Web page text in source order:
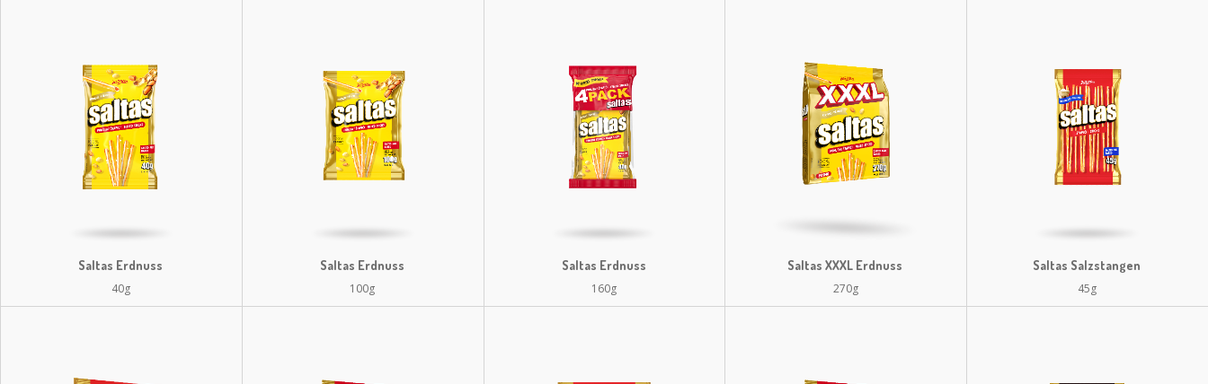
Saltas Erdnuss
40g
Saltas Erdnuss
100g
Saltas Erdnuss
160g
Saltas XXXL Erdnuss
270g
Saltas Salzstangen
45g